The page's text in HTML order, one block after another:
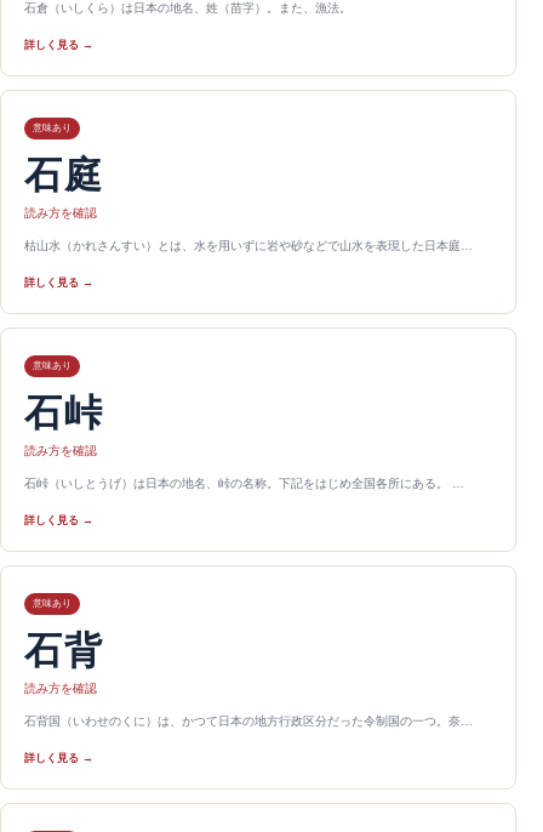
石倉（いしくら）は日本の地名、姓（苗字）。また、漁法。
詳しく見る →
意味あり
石庭
読み方を確認
枯山水（かれさんすい）とは、水を用いずに岩や砂などで山水を表現した日本庭…
詳しく見る →
意味あり
石峠
読み方を確認
石峠（いしとうげ）は日本の地名、峠の名称。下記をはじめ全国各所にある。 …
詳しく見る →
意味あり
石背
読み方を確認
石背国（いわせのくに）は、かつて日本の地方行政区分だった令制国の一つ。奈…
詳しく見る →